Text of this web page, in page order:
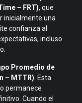
– FRT), que
inicialmente una
confianza al
incluso
Promedio de
– MTTR) . Esta
permanece
Cuando el